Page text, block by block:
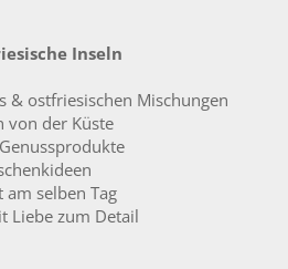
Inseln
& ostfriesischen Mischungen
von der Küste
selben Tag
Liebe zum Detail